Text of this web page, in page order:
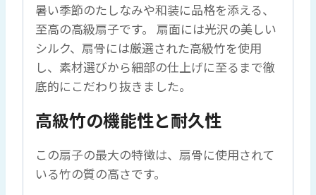
骨
個
暑い季節のたしなみや和装に品格を添える、
至高の高級扇子です。 扇面には光沢の美しい
シルク、扇骨には厳選された高級竹を使用
し、素材選びから細部の仕上げに至るまで徹
底的にこだわり抜きました。
高級竹の機能性と耐久性
この扇子の最大の特徴は、扇骨に使用されて
いる竹の質の高さです。